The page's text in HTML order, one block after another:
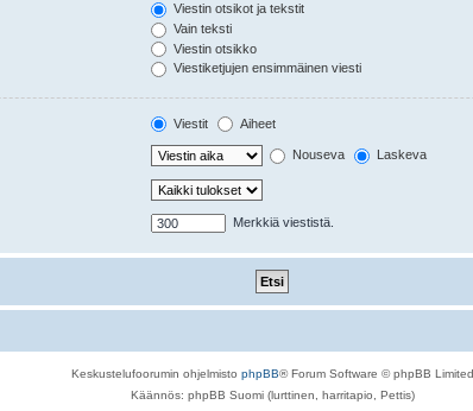
Viestin otsikot ja tekstit
Vain teksti
Viestin otsikko
Viestiketjujen ensimmäinen viesti
Viestit Aiheet
Nouseva Laskeva
Merkkiä viestistä.
Keskustelufoorumin ohjelmisto phpBB® Forum Software © phpBB Limited
Käännös: phpBB Suomi (lurttinen, harritapio, Pettis)